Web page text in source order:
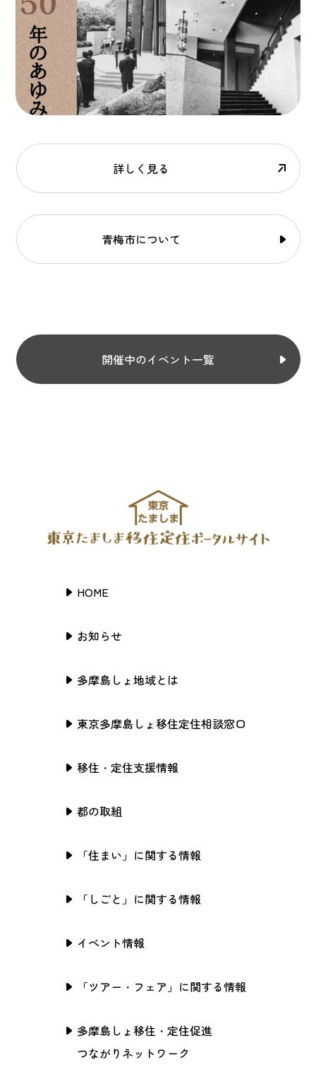
詳しく見る
青梅市について
開催中のイベント一覧
HOME
お知らせ
多摩島しょ地域とは
東京多摩島しょ移住定住相談窓口
移住・定住支援情報
都の取組
「住まい」に関する情報
「しごと」に関する情報
イベント情報
「ツアー・フェア」に関する情報
多摩島しょ移住・定住促進
つながりネットワーク